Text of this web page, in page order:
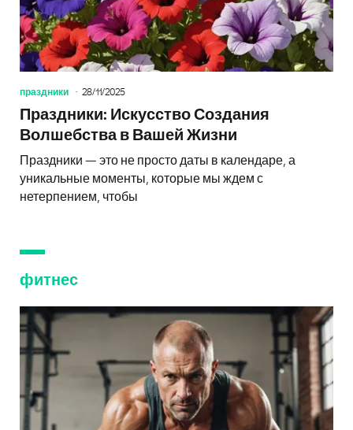
праздники 28/11/2025
Праздники: Искусство Создания
Волшебства в Вашей Жизни
Праздники — это не просто даты в календаре, а
уникальные моменты, которые мы ждем с
нетерпением, чтобы
фитнес